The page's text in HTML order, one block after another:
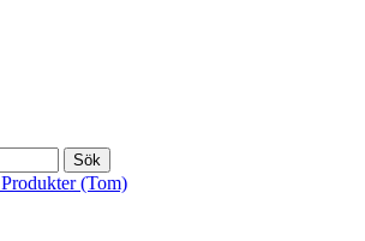
Sök
Produkter (Tom)